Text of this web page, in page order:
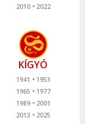
2010
2022
KÍGYÓ
1941
1953
1965
1977
1989
2001
2013
2025